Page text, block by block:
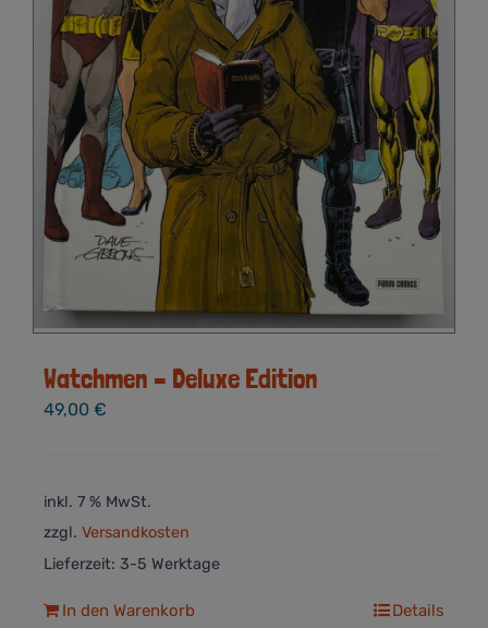
Watchmen – Deluxe Edition
49,00 €
inkl. 7 % MwSt.
zzgl. Versandkosten
Lieferzeit: 3-5 Werktage
In den Warenkorb Details